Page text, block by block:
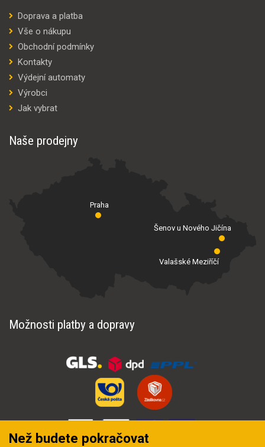
Doprava a platba
Vše o nákupu
Obchodní podmínky
Kontakty
Výdejní automaty
Výrobci
Jak vybrat
Naše prodejny
Praha
Valašské Meziříčí
Šenov u Nového Jičína
Možnosti platby a dopravy
Než budete pokračovat